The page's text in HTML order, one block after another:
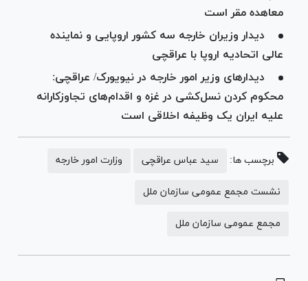
معاهده مقر است
دیدار وزیران خارجه سه کشور اروپایی و نماینده
عالی اتحادیه اروپا با عراقچی
دیدار‌های وزیر امور خارجه در نیویورک/ عراقچی:
محکوم کردن نسل‌کشی در غزه و اقدام‌های تجاوزکارانه
علیه ایران یک وظیفه اخلاقی است
برچسب ها: سید عباس عراقچی وزارت امور خارجه
نشست مجمع عمومی سازمان ملل
مجمع عمومی سازمان ملل